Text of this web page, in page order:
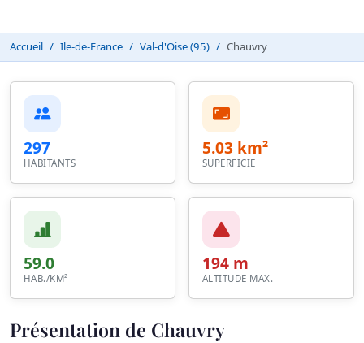
Accueil Ile-de-France Val-d'Oise (95) Chauvry
297
HABITANTS
5.03 km²
SUPERFICIE
59.0
HAB./KM²
194 m
ALTITUDE MAX.
Présentation de Chauvry